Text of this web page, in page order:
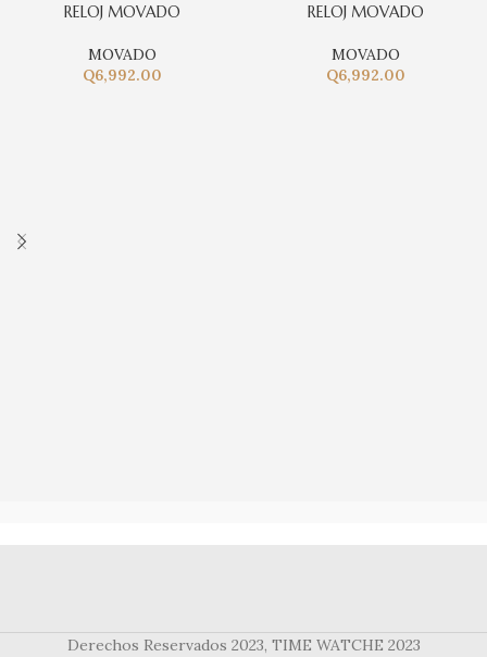
RELOJ MOVADO
MOVADO
Q6,992.00
RELOJ MOVADO
MOVADO
Q6,992.00
Derechos Reservados 2023, TIME WATCHE 2023